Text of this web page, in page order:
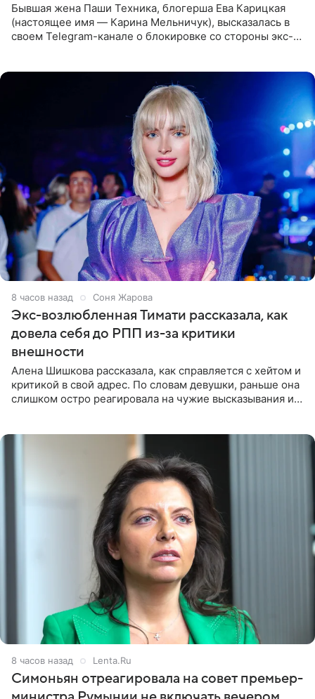
Бывшая жена Паши Техника, блогерша Ева Карицкая
(настоящее имя — Карина Мельничук), высказалась в
своем Telegram-канале о блокировке со стороны экс-
8 часов назад Соня Жарова
Экс-возлюбленная Тимати рассказала, как
довела себя до РПП из-за критики
внешности
Алена Шишкова рассказала, как справляется с хейтом и
критикой в свой адрес. По словам девушки, раньше она
слишком остро реагировала на чужие высказывания и
8 часов назад Lenta.Ru
Симоньян отреагировала на совет премьер-